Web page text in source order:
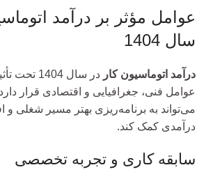
عوامل مؤثر بر درآمد
سال 1404
درآمد اتوماسیون کار
در سال
عوامل فنی، جغرافیایی و اقتصادی قرار
می‌تواند به برنامه‌ریزی بهتر مسیر شغلی
درآمدی کمک کند.
سابقه کاری و تجربه تخصصی